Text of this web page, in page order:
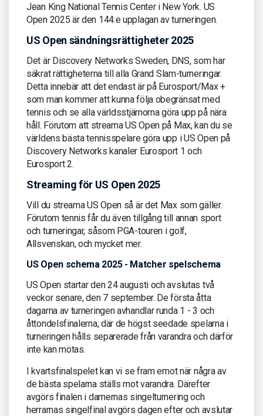
Jean King National Tennis Center i New York. US
Open 2025 är den 144:e upplagan av turneringen.
US Open sändningsrättigheter 2025
Det är Discovery Networks Sweden, DNS, som har
säkrat rättigheterna till alla Grand Slam-turneringar.
Detta innebär att det endast är på Eurosport/Max +
som man kommer att kunna följa obegränsat med
tennis och se alla världsstjärnorna göra upp på nära
håll. Förutom att streama US Open på Max, kan du se
världens bästa tennisspelare göra upp i US Open på
Discovery Networks kanaler Eurosport 1 och
Eurosport 2.
Streaming för US Open 2025
Vill du streama US Open så är det Max som gäller.
Förutom tennis får du även tillgång till annan sport
och turneringar, såsom PGA-touren i golf,
Allsvenskan, och mycket mer.
US Open schema 2025 - Matcher spelschema
US Open startar den 24 augusti och avslutas två
veckor senare, den 7 september. De första åtta
dagarna av turneringen avhandlar runda 1 - 3 och
åttondelsfinalerna, där de högst seedade spelarna i
turneringen hålls separerade från varandra och därför
inte kan mötas.
I kvartsfinalspelet kan vi se fram emot när några av
de bästa spelarna ställs mot varandra. Därefter
avgörs finalen i damernas singelturnering och
herrarnas singelfinal avgörs dagen efter och avslutar